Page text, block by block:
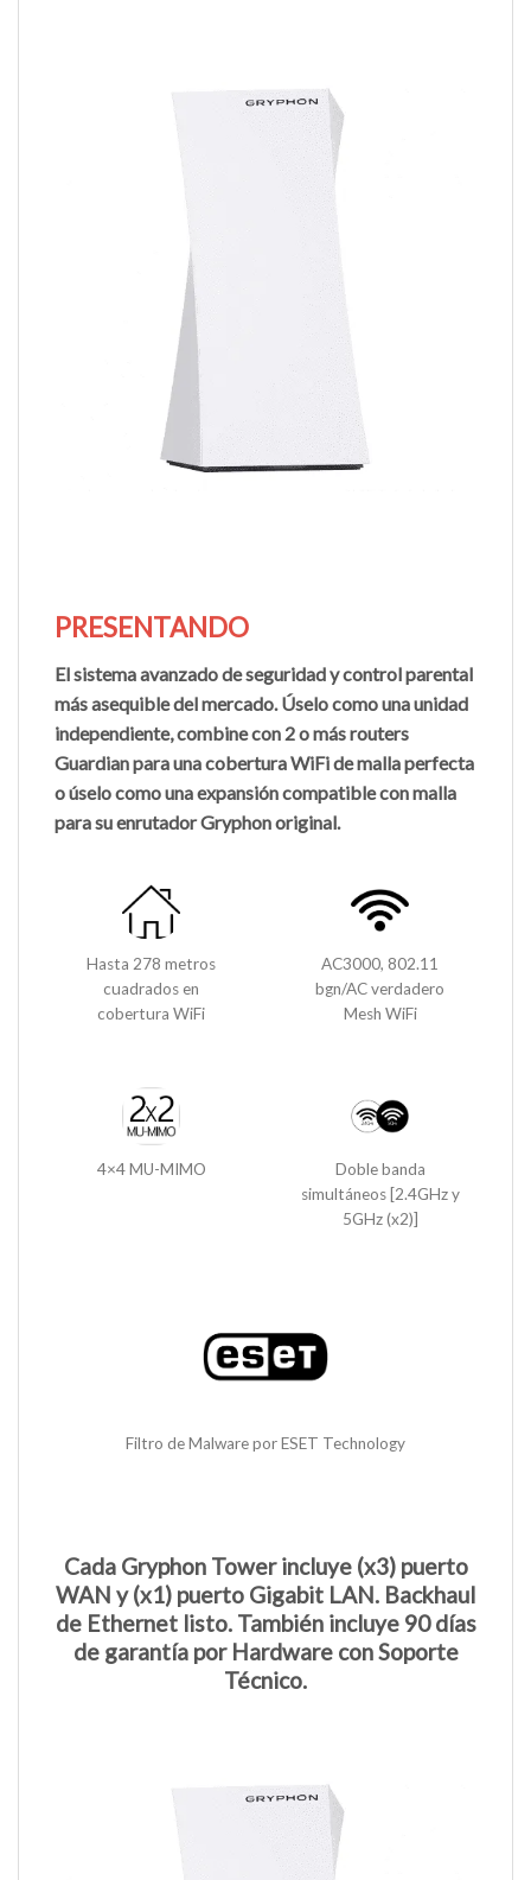
PRESENTANDO
El sistema avanzado de seguridad y control parental
más asequible del mercado. Úselo como una unidad
independiente, combine con 2 o más routers
Guardian para una cobertura WiFi de malla perfecta
o úselo como una expansión compatible con malla
para su enrutador Gryphon original.
Hasta 278 metros
cuadrados en
cobertura WiFi
AC3000, 802.11
bgn/AC verdadero
Mesh WiFi
4×4 MU-MIMO
Doble banda
simultáneos [2.4GHz y
5GHz (x2)]
Filtro de Malware por ESET Technology
Cada Gryphon Tower incluye (x3) puerto
WAN y (x1) puerto Gigabit LAN. Backhaul
de Ethernet listo. También incluye 90 días
de garantía por Hardware con Soporte
Técnico.